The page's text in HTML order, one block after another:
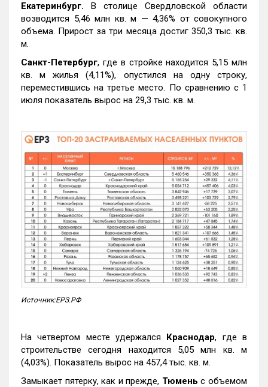
Екатеринбург. В столице Свердловской области
возводится 5,46 млн кв. м — 4,36% от совокупного
объема. Прирост за три месяца достиг 350,3 тыс. кв.
м.
Санкт-Петербург, где в стройке находится 5,15 млн
кв. м жилья (4,11%), опустился на одну строку,
переместившись на третье место. По сравнению с 1
июля показатель вырос на 29,3 тыс. кв. м.
Источник:ЕРЗ.РФ
На четвертом месте удержался Краснодар, где в
строительстве сегодня находится 5,05 млн кв. м
(4,03%). Показатель вырос на 457,4 тыс. кв. м.
Замыкает пятерку, как и прежде, Тюмень с объемом